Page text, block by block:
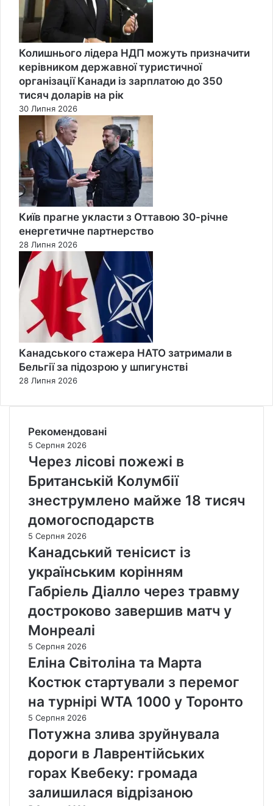
Колишнього лідера НДП можуть призначити
керівником державної туристичної
організації Канади із зарплатою до 350
тисяч доларів на рік
30 Липня 2026
Київ прагне укласти з Оттавою 30-річне
енергетичне партнерство
28 Липня 2026
Канадського стажера НАТО затримали в
Бельгії за підозрою у шпигунстві
28 Липня 2026
Рекомендовані
5 Серпня 2026
Через лісові пожежі в
Британській Колумбії
знеструмлено майже 18 тисяч
домогосподарств
5 Серпня 2026
Канадський тенісист із
українським корінням
Габріель Діалло через травму
достроково завершив матч у
Монреалі
5 Серпня 2026
Еліна Світоліна та Марта
Костюк стартували з перемог
на турнірі WTA 1000 у Торонто
5 Серпня 2026
Потужна злива зруйнувала
дороги в Лаврентійських
горах Квебеку: громада
залишилася відрізаною